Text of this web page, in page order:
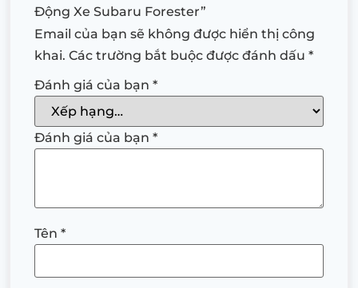
Động Xe Subaru Forester”
Email của bạn sẽ không được hiển thị công
khai. Các trường bắt buộc được đánh dấu *
Đánh giá của bạn *
Đánh giá của bạn *
Tên *